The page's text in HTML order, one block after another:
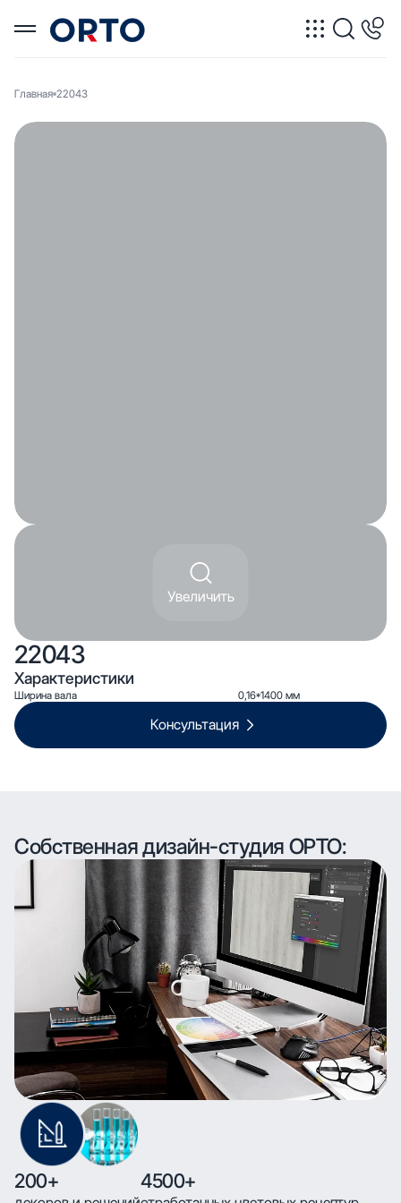
Главная 22043
Увеличить
22043
Характеристики
Ширина вала 0,16*1400 мм
Консультация
Собственная дизайн-студия ОРТО:
200+ 4500+